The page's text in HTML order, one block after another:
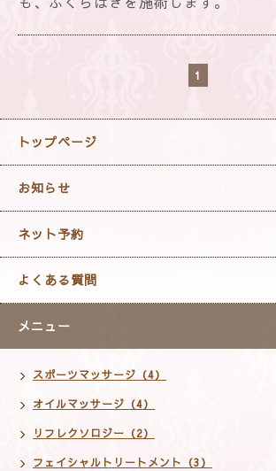
1
トップページ
お知らせ
ネット予約
よくある質問
メニュー
スポーツマッサージ（4）
オイルマッサージ（4）
リフレクソロジー（2）
フェイシャルトリートメント（3）